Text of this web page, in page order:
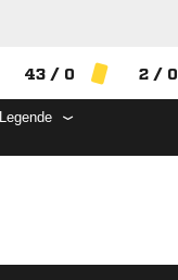
43 / 0 2 / 0
Legende